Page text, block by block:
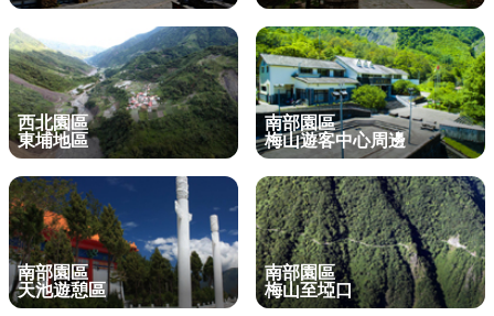
東埔服務中心
梅山遊客中心
南安遊客中心
排雲登山服務中心
線上預約
登山安全系列影片
防疫期間登山守則
新康橫斷步道系統
馬博拉斯橫斷步道系統
入園線上申請
山域事故統計
氣候
植物
動物
八通關越道
玉山腳下的子民
與熊共存
黑熊通報
黑熊特展
黑熊影片
黑熊骨骼標本特展
說明
科研成果
公民科學
路死動物調查成果
路死動物調查
iNaturalist
生態保育資訊
委辦成果報告
生態放映室
採集證申請
野生動物通報
玉山寫真
旅遊摺頁
電子書
關於我們
我們的願景
管理處電話
組織職掌
處長簡介
政府資訊公開
法律規範
施政計畫
支付或接受補助
預決算及會計報告
意見信箱
首長信箱
入園信箱
常見問答
雙語詞彙
檔案應用專區
語言Language
English
日本語
한국어
Bahasa Melayu
網站導覽 雙語詞彙
首長信箱 常見問答
RSS訂閱 兒童網
Facebook
西北園區
東埔地區
南部園區
梅山遊客中心周邊
南部園區
天池遊憩區
南部園區
梅山至埡口